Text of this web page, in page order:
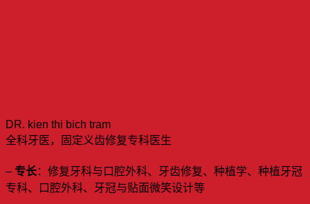
DR. kien thi bich tram
全科牙医，固定义齿修复专科医生
– 专长：修复牙科与口腔外科、牙齿修复、种植学、种植牙冠
专科、口腔外科、牙冠与贴面微笑设计等